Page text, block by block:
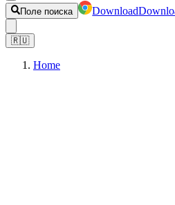
Поле поиска Download
🇷🇺
Home